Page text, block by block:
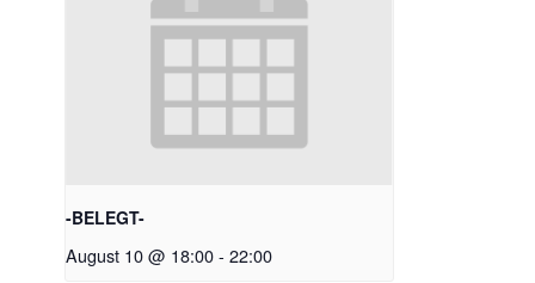
-BELEGT-
August 10 @ 18:00- 22:00